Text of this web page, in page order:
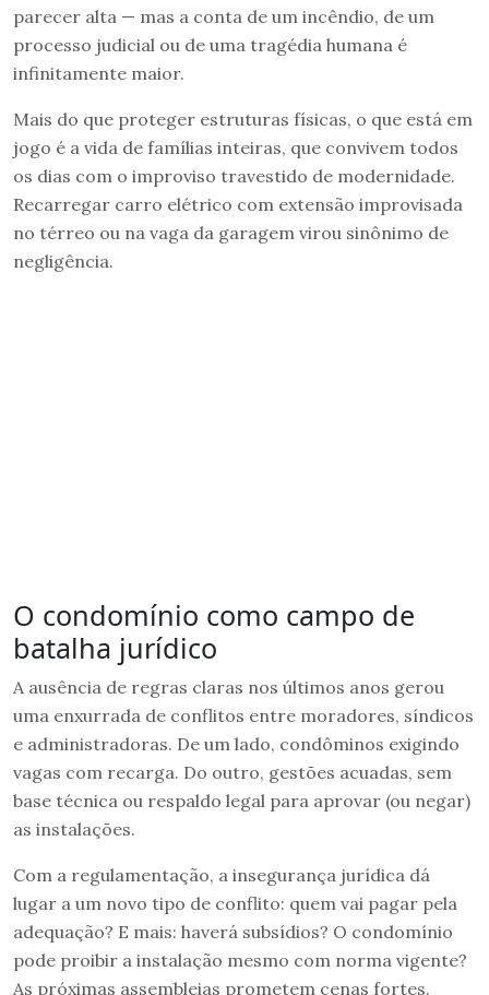
parecer alta — mas a conta de um incêndio, de um
processo judicial ou de uma tragédia humana é
infinitamente maior.
Mais do que proteger estruturas físicas, o que está em
jogo é a vida de famílias inteiras, que convivem todos
os dias com o improviso travestido de modernidade.
Recarregar carro elétrico com extensão improvisada
no térreo ou na vaga da garagem virou sinônimo de
negligência.
O condomínio como campo de
batalha jurídico
A ausência de regras claras nos últimos anos gerou
uma enxurrada de conflitos entre moradores, síndicos
e administradoras. De um lado, condôminos exigindo
vagas com recarga. Do outro, gestões acuadas, sem
base técnica ou respaldo legal para aprovar (ou negar)
as instalações.
Com a regulamentação, a insegurança jurídica dá
lugar a um novo tipo de conflito: quem vai pagar pela
adequação? E mais: haverá subsídios? O condomínio
pode proibir a instalação mesmo com norma vigente?
As próximas assembleias prometem cenas fortes.